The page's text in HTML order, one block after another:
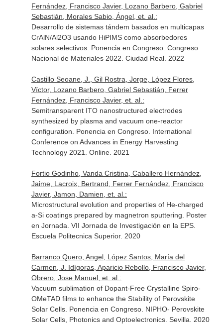
Fernández, Francisco Javier, Lozano Barbero, Gabriel
Sebastián, Morales Sabio, Ángel, et. al.:
Desarrollo de sistemas tándem basados en multicapas
CrAlN/Al2O3 usando HiPIMS como absorbedores
solares selectivos. Ponencia en Congreso. Congreso
Nacional de Materiales 2022. Ciudad Real. 2022
Castillo Seoane, J., Gil Rostra, Jorge, López Flores,
Víctor, Lozano Barbero, Gabriel Sebastián, Ferrer
Fernández, Francisco Javier, et. al.:
Semitransparent ITO nanostructured electrodes
synthesized by plasma and vacuum one-reactor
configuration. Ponencia en Congreso. International
Conference on Advances in Energy Harvesting
Technology 2021. Online. 2021
Fortio Godinho, Vanda Cristina, Caballero Hernández,
Jaime, Lacroix, Bertrand, Ferrer Fernández, Francisco
Javier, Jamon, Damien, et. al.:
Microstructural evolution and properties of He-charged
a-Si coatings prepared by magnetron sputtering. Poster
en Jornada. VII Jornada de Investigación en la EPS.
Escuela Politecnica Superior. 2020
Barranco Quero, Angel, López Santos, María del
Carmen, J. Idígoras, Aparicio Rebollo, Francisco Javier,
Obrero, Jose Manuel, et. al.:
Vacuum sublimation of Dopant-Free Crystalline Spiro-
OMeTAD films to enhance the Stability of Perovskite
Solar Cells. Ponencia en Congreso. NIPHO- Perovskite
Solar Cells, Photonics and Optoelectronics. Sevilla. 2020